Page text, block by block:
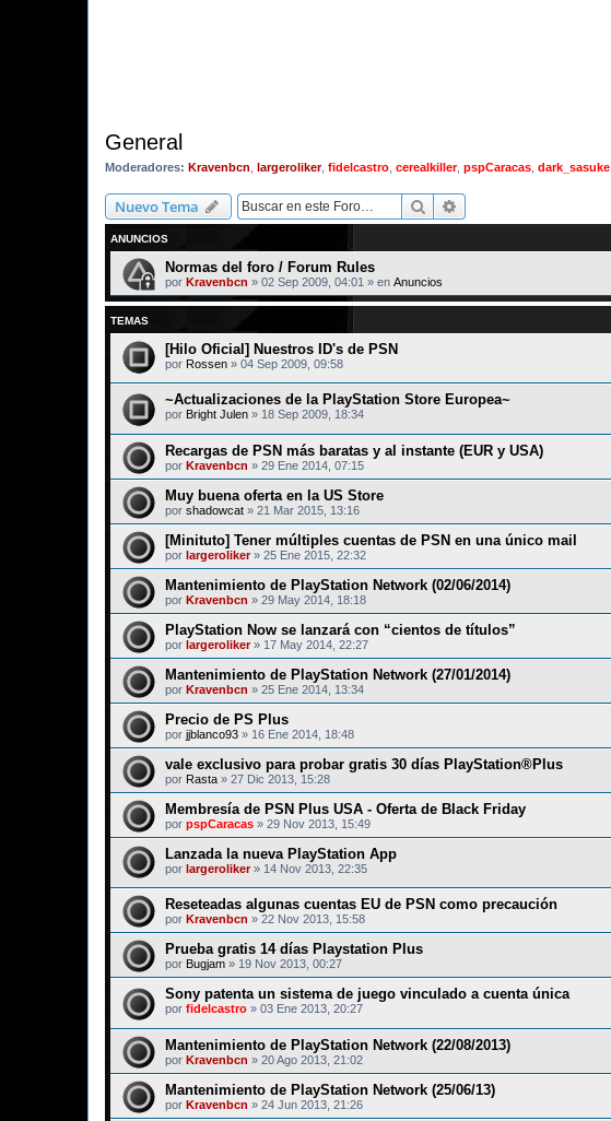
General
Moderadores: Kravenbcn largeroliker, fidelcastro cerealkiller, pspCaracas dark_sasuke
Nuevo Tema Buscar
ANUNCIOS
Normas del foro / Forum Rules
por Kravenbcn » 02 Sep 2009, 04:01 » en Anuncios
TEMAS
[Hilo Oficial] Nuestros ID's de PSN
por Rossen » 04 Sep 2009, 09:58
~Actualizaciones de la PlayStation Store Europea~
por Bright Julen » 18 Sep 2009, 18:34
Recargas de PSN más baratas y al instante (EUR y USA)
por Kravenbcn » 29 Ene 2014, 07:15
Muy buena oferta en la US Store
por shadowcat » 21 Mar 2015, 13:16
[Minituto] Tener múltiples cuentas de PSN en una único mail
por largeroliker» 25 Ene 2015, 22:32
Mantenimiento de PlayStation Network (02/06/2014)
por Kravenbcn » 29 May 2014, 18:18
PlayStation Now se lanzará con “cientos de títulos”
por largeroliker» 17 May 2014, 22:27
Mantenimiento de PlayStation Network (27/01/2014)
por Kravenbcn » 25 Ene 2014, 13:34
Precio de PS Plus
por jjblanco93 » 16 Ene 2014, 18:48
vale exclusivo para probar gratis 30 días PlayStation®Plus
por Rasta » 27 Dic 2013, 15:28
Membresía de PSN Plus USA - Oferta de Black Friday
por pspCaracas » 29 Nov 2013, 15:49
Lanzada la nueva PlayStation App
por largeroliker» 14 Nov 2013, 22:35
Reseteadas algunas cuentas EU de PSN como precaución
por Kravenbcn » 22 Nov 2013, 15:58
Prueba gratis 14 días Playstation Plus
por Bugjam » 19 Nov 2013, 00:27
Sony patenta un sistema de juego vinculado a cuenta única
por fidelcastro » 03 Ene 2013, 20:27
Mantenimiento de PlayStation Network (22/08/2013)
por Kravenbcn » 20 Ago 2013, 21:02
Mantenimiento de PlayStation Network (25/06/13)
por Kravenbcn » 24 Jun 2013, 21:26